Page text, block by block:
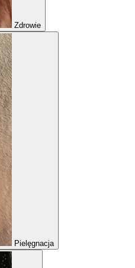
Zdrowie
Pielęgnacja